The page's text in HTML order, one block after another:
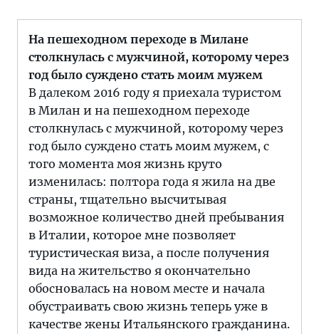
На пешеходном переходе в Милане
столкнулась с мужчиной, которому через
год было суждено стать моим мужем
В далеком 2016 году я приехала туристом
в Милан и на пешеходном переходе
столкнулась с мужчиной, которому через
год было суждено стать моим мужем, с
того момента моя жизнь круто
изменилась: полтора года я жила на две
страны, тщательно высчитывая
возможное количество дней пребывания
в Италии, которое мне позволяет
туристическая виза, а после получения
вида на жительство я окончательно
обосновалась на новом месте и начала
обустраивать свою жизнь теперь уже в
качестве жены Итальянского гражданина.